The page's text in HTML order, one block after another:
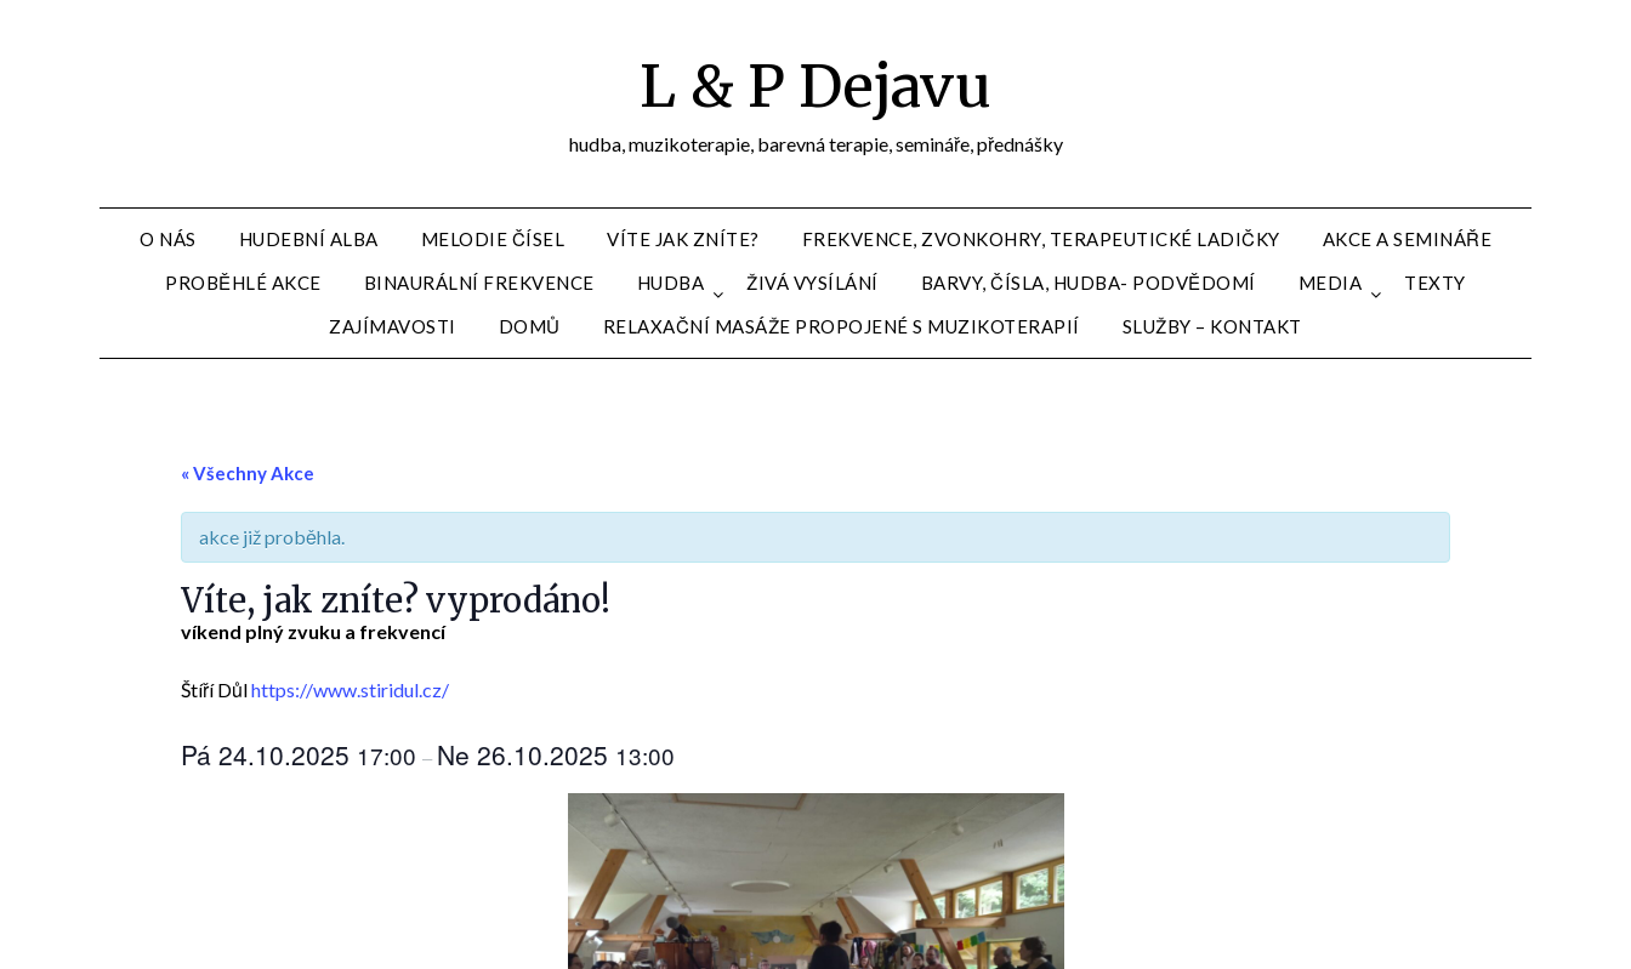
L & P Dejavu
hudba, muzikoterapie, barevná terapie, semináře, přednášky
O NÁS HUDEBNÍ ALBA MELODIE ČÍSEL VÍTE JAK ZNÍTE? FREKVENCE, ZVONKOHRY, TERAPEUTICKÉ LADIČKY
AKCE A SEMINÁŘE
PROBĚHLÉ AKCE
BINAURÁLNÍ FREKVENCE HUDBA ŽIVÁ VYSÍLÁNÍ BARVY, ČÍSLA, HUDBA- PODVĚDOMÍ MEDIA
TEXTY
ZAJÍMAVOSTI
DOMŮ RELAXAČNÍ MASÁŽE PROPOJENÉ S MUZIKOTERAPIÍ SLUŽBY – KONTAKT
« Všechny Akce
akce již proběhla.
Víte, jak zníte? vyprodáno!
víkend plný zvuku a frekvencí
Štíří Důlhttps://www.stiridul.cz/
Pá 24.10.2025 17:00– Ne 26.10.2025 13:00